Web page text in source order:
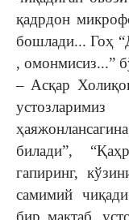
қадрдон
бошлади... Гоҳ
, омонмисиз...”
– Асқар
билади”,
гапиринг,
самимий
бир мактаб,